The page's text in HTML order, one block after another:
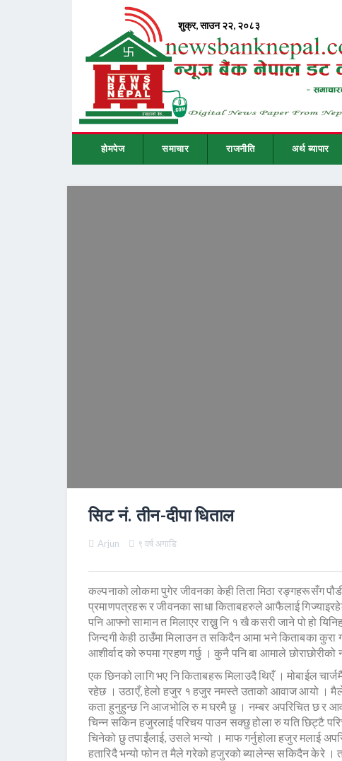
होमपेज समाचार राजनीति अर्थ ब्यापार
सिट नं. तीन-दीपा धिताल
Arjun ९ वर्ष अगाडि
कल्पनाको लोकमा पुगेर जीवनका केही तिता मिठा रङ्गहरूसँग
प्रमाणपत्रहरू र जीवनका साधा किताबहरुले आफैलाई
पनि आफ्नो सामान त मिलाएर राख्नु नि १ खै कसरी जाने पो हो
जिन्दगी केही ठाउँमा मिलाउन त सकिदैन आमा भने किताबका
आशीर्वाद को रुपमा ग्रहण गर्छु । कुनै पनि बा आमाले छोराछोरीको
एक छिनको लागि भए नि किताबहरू मिलाउदै थिएँ । मोबाईल
रहेछ । उठाएँ, हेलो हजुर १ हजुर नमस्ते उताको आवाज आयो ।
कता हुनुहुन्छ नि आजभोलि रु म घरमै छु । नम्बर अपरिचित छ र
चिन्न सकिन हजुरलाई परिचय पाउन सक्छु होला रु यति छिट्टै
चिनेको छु तपाईंलाई, उसले भन्यो । माफ गर्नुहोला हजुर मलाई
हतारिदै भन्यो फोन त मैले गरेको हजुरको ब्यालेन्स सकिदैन केरे ।